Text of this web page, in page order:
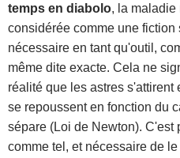
temps en diabolo, la maladie
considérée comme une
nécessaire en tant qu'outil,
même dite exacte. Cela ne
réalité que les astres s'attirent
se repoussent en fonction du
sépare (Loi de Newton). C'est
comme tel, et nécessaire de